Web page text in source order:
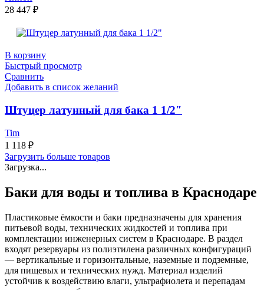
28 447 ₽
В корзину
Быстрый просмотр
Сравнить
Добавить в список желаний
Штуцер латунный для бака 1 1/2″
Tim
1 118 ₽
Загрузить больше товаров
Загрузка...
Баки для воды и топлива в Краснодаре
Пластиковые ёмкости и баки предназначены для хранения
питьевой воды, технических жидкостей и топлива при
комплектации инженерных систем в Краснодаре. В раздел
входят резервуары из полиэтилена различных конфигураций
— вертикальные и горизонтальные, наземные и подземные,
для пищевых и технических нужд. Материал изделий
устойчив к воздействию влаги, ультрафиолета и перепадам